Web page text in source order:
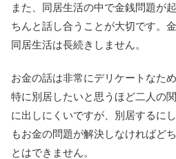
また、同居生活の中で金銭問題が
ちんと話し合うことが大切です。
同居生活は長続きしません。
お金の話は非常にデリケートなた
特に別居したいと思うほど二人の
に出しにくいですが、別居するに
もお金の問題が解決しなければど
とはできません。